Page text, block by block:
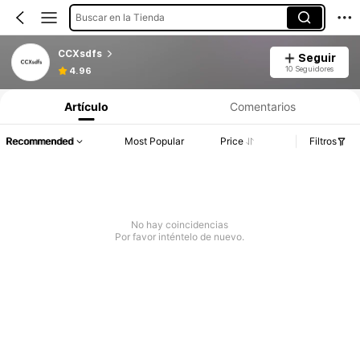
Buscar en la Tienda
CCXsdfs
4.96
Seguir
10 Seguidores
Artículo Comentarios
Recommended Most Popular Price Filtros
No hay coincidencias
Por favor inténtelo de nuevo.